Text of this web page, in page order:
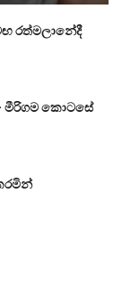
රත්මලානේදී
මීරිගම කොටසේ